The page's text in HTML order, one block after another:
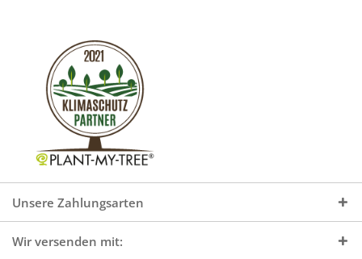
Unsere Zahlungsarten
Wir versenden mit: